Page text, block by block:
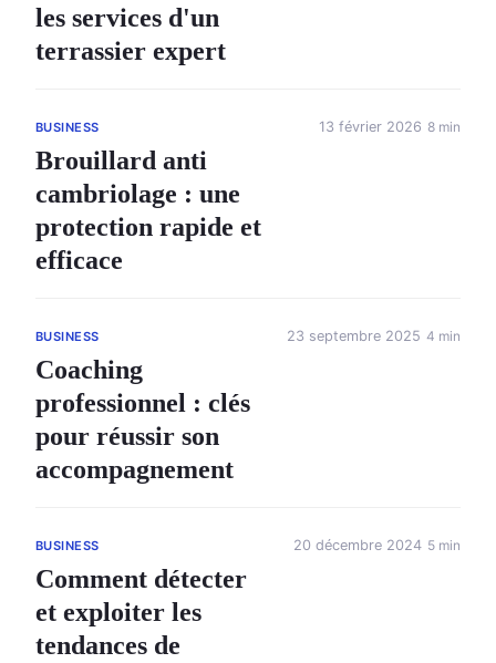
les services d'un
terrassier expert
BUSINESS
Brouillard anti
cambriolage : une
protection rapide et
efficace
13 février 2026 8 min
BUSINESS
Coaching
professionnel : clés
pour réussir son
accompagnement
23 septembre 2025 4 min
BUSINESS
Comment détecter
et exploiter les
tendances de
20 décembre 2024 5 min